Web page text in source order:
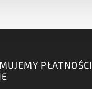
PŁATNOŚCI